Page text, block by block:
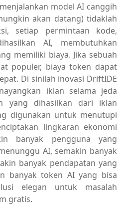
model AI canggih
akan datang) tidaklah
setiap permintaan kode,
AI, membutuhkan
memiliki biaya. Jika sebuah
populer, biaya token dapat
Di sinilah inovasi DriftIDE
iklan selama jeda
yang dihasilkan dari iklan
digunakan untuk menutupi
lingkaran ekonomi
banyak pengguna yang
AI, semakin banyak
banyak pendapatan yang
banyak token AI yang bisa
elegan untuk masalah
gratis.